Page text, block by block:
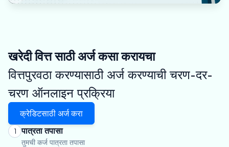
खरेदी वित्त साठी अर्ज कसा करायचा
वित्तपुरवठा करण्यासाठी अर्ज करण्याची चरण-दर-
चरण ऑनलाइन प्रक्रिया
क्रेडिटसाठी अर्ज करा
1 पात्रता तपासा
तुमची कर्ज पात्रता तपासा